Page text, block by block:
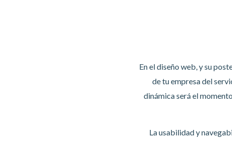
En el diseño web, y su
de tu empresa del
dinámica será el
La usabilidad y